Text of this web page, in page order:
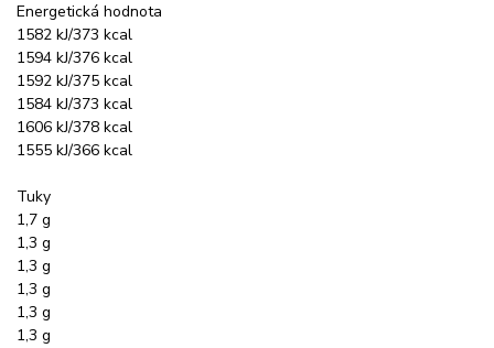
Energetická hodnota
1582 kJ/373 kcal
1594 kJ/376 kcal
1592 kJ/375 kcal
1584 kJ/373 kcal
1606 kJ/378 kcal
1555 kJ/366 kcal
Tuky
1,7 g
1,3 g
1,3 g
1,3 g
1,3 g
1,3 g